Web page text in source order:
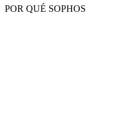
POR QUÉ SOPHOS